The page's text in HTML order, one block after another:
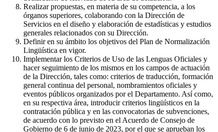
Realizar propuestas, en materia de su competencia, a los
órganos superiores, colaborando con la Dirección de
Servicios en el diseño y elaboración de estadísticas y estudios
generales relacionados con su Dirección.
Definir en su ámbito los objetivos del Plan de Normalización
Lingüística en vigor.
Implementar los Criterios de Uso de las Lenguas Oficiales y
hacer seguimiento de los mismos en los campos de actuación
de la Dirección, tales como: criterios de traducción, formación
general continua del personal, nombramientos oficiales y
eventos públicos organizados por el Departamento. Así como,
en su respectiva área, introducir criterios lingüísticos en la
contratación pública y en las convocatorias de subvenciones,
de acuerdo con lo previsto en el Acuerdo de Consejo de
Gobierno de 6 de junio de 2023, por el que se aprueban los